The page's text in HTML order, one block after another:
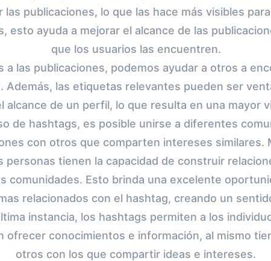
las publicaciones, lo que las hace más visibles
esto ayuda a mejorar el alcance de las
que los usuarios las encuentren.
a las publicaciones, podemos ayudar a otros a
Además, las etiquetas relevantes pueden ser
alcance de un perfil, lo que resulta en una mayor
de hashtags, es posible unirse a diferentes
con otros que comparten intereses similares.
personas tienen la capacidad de construir
comunidades. Esto brinda una excelente
relacionados con el hashtag, creando un
instancia, los hashtags permiten a los
ofrecer conocimientos e información, al mismo
otros con los que compartir ideas e intereses.